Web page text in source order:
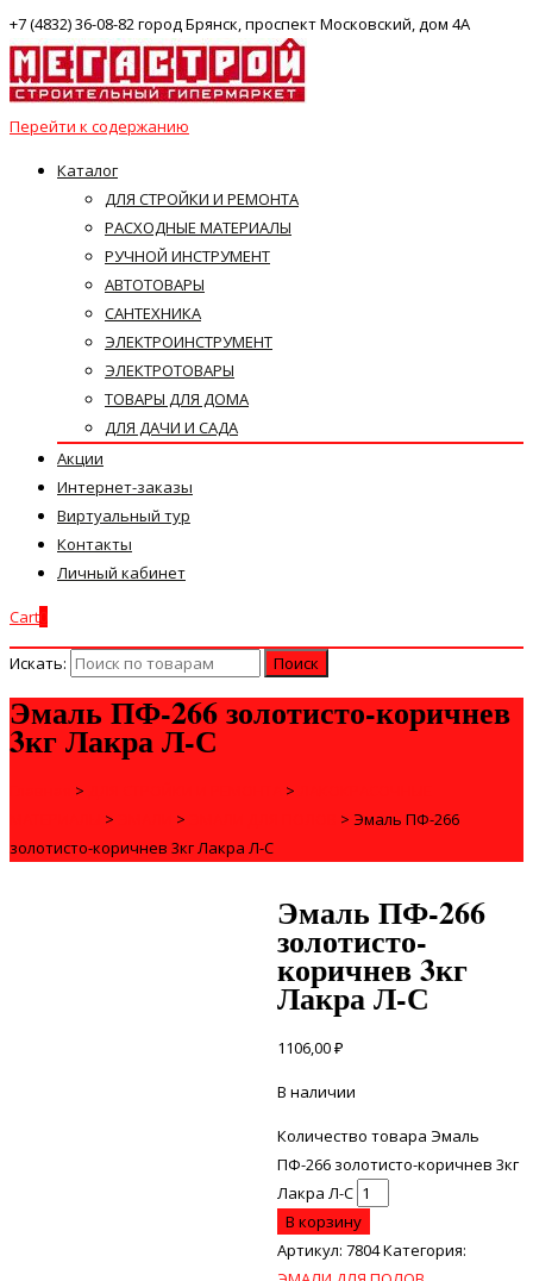
+7 (4832) 36-08-82 город Брянск, проспект Московский, дом 4А
Перейти к содержанию
Каталог
ДЛЯ СТРОЙКИ И РЕМОНТА
РАСХОДНЫЕ МАТЕРИАЛЫ
РУЧНОЙ ИНСТРУМЕНТ
АВТОТОВАРЫ
САНТЕХНИКА
ЭЛЕКТРОИНСТРУМЕНТ
ЭЛЕКТРОТОВАРЫ
ТОВАРЫ ДЛЯ ДОМА
ДЛЯ ДАЧИ И САДА
Акции
Интернет-заказы
Виртуальный тур
Контакты
Личный кабинет
Cart
Искать:
Эмаль ПФ-266 золотисто-коричнев
3кг Лакра Л-С
> >
> > > Эмаль ПФ-266
золотисто-коричнев 3кг Лакра Л-С
Эмаль ПФ-266
золотисто-
коричнев 3кг
Лакра Л-С
1106,00₽
В наличии
Количество товара Эмаль
ПФ-266 золотисто-коричнев 3кг
Лакра Л-С
В корзину
Артикул: 7804Категория: